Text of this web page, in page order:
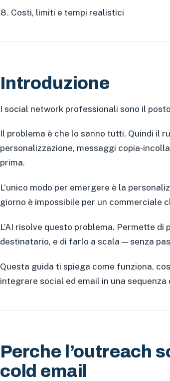
Costi, limiti e tempi realistici
Introduzione
I social network professionali sono il
Il problema è che lo sanno tutti. Quindi il
personalizzazione, messaggi copia-
prima.
L’unico modo per emergere è la
giorno è impossibile per un commerciale
L’AI risolve questo problema. Permette
destinatario, e di farlo a scala — senza
Questa guida ti spiega come funziona,
integrare social ed email in una
Perche l’outreach
cold email